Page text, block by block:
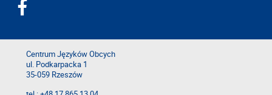
Centrum Języków Obcych
ul. Podkarpacka 1
35-059 Rzeszów